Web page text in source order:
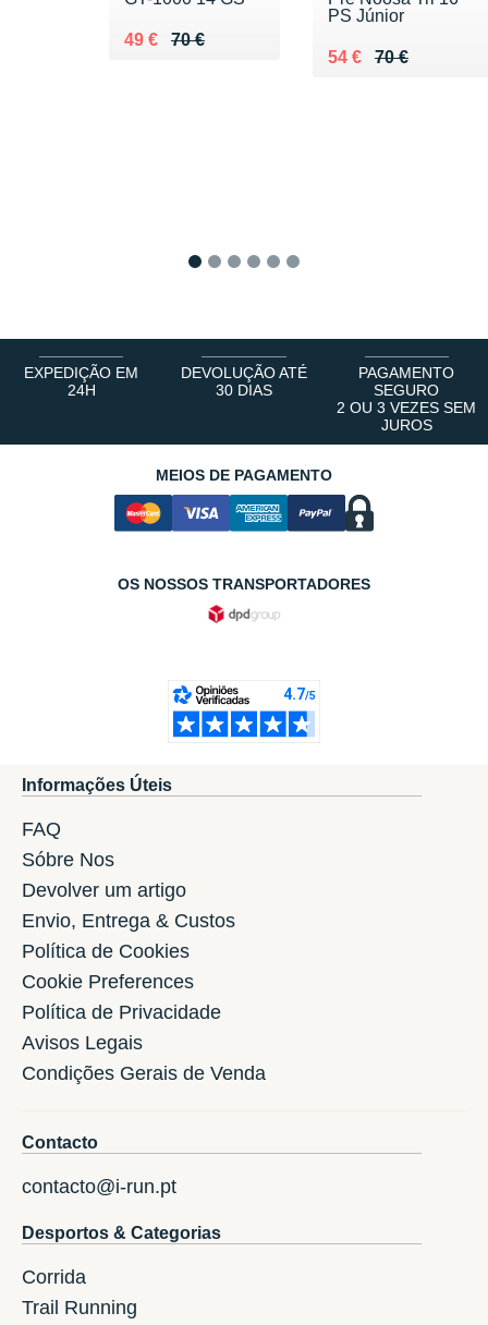
70 €
Au lieu de 70 €
49 €
Vendu 49 €
PS Júnior
70 €
Au lieu de 70 €
54 €
Vendu 54 €
EXPEDIÇÃO EM
24H
DEVOLUÇÃO ATÉ
30 DIAS
PAGAMENTO
SEGURO
2 OU 3 VEZES SEM
JUROS
MEIOS DE PAGAMENTO
OS NOSSOS TRANSPORTADORES
Informações Úteis
FAQ
Sóbre Nos
Devolver um artigo
Envio, Entrega & Custos
Política de Cookies
Cookie Preferences
Política de Privacidade
Avisos Legais
Condições Gerais de Venda
Contacto
contacto@i-run.pt
Desportos & Categorias
Corrida
Trail Running